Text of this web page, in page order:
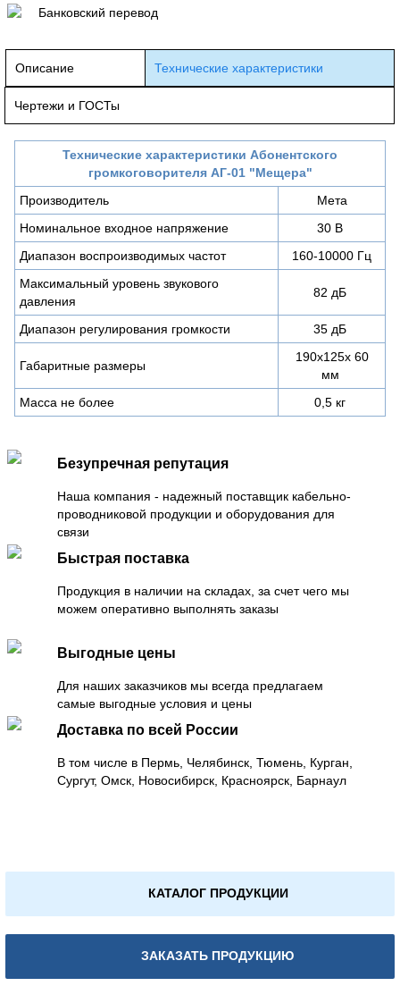
Банковский перевод
Описание Технические характеристики
Чертежи и ГОСТы
Технические характеристики Абонентского
громкоговорителя АГ-01 "Мещера"
Производитель
Мета
Номинальное входное напряжение
30 В
Диапазон воспроизводимых частот
160-10000 Гц
Максимальный уровень звукового
давления
82 дБ
Диапазон регулирования громкости 35 дБ
Габаритные размеры
190х125х 60
мм
Масса не более
0,5 кг
Безупречная репутация
Наша компания - надежный поставщик кабельно-
проводниковой продукции и оборудования для
связи
Быстрая поставка
Продукция в наличии на складах, за счет чего мы
можем оперативно выполнять заказы
Выгодные цены
Для наших заказчиков мы всегда предлагаем
самые выгодные условия и цены
Доставка по всей России
В том числе в Пермь, Челябинск, Тюмень, Курган,
Сургут, Омск, Новосибирск, Красноярск, Барнаул
КАТАЛОГ ПРОДУКЦИИ
ЗАКАЗАТЬ ПРОДУКЦИЮ